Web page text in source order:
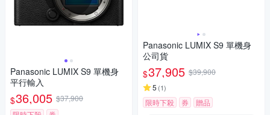
Panasonic LUMIX S9 單機身
平行輸入
$36,005 $37,900
Panasonic LUMIX S9 單機身
公司貨
$37,905 $39,900
5 (1)
限時下殺 券 贈品